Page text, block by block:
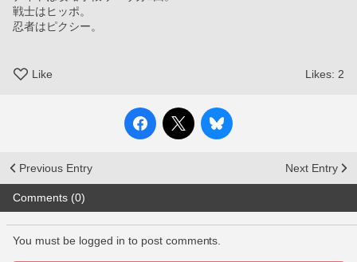
戦士はヒッポ。
忍者はピクシー。
Like Likes: 2
Previous Entry Next Entry
Comments (0)
You must be logged in to post comments.